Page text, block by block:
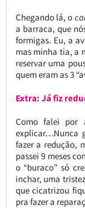
Chegando lá, o
a barraca, que
formigas. Eu, a
mas minha tia, a
reservar uma
quem eram as 3
Extra: Já fiz
Como falei por
explicar…Nunca
fazer a redução,
passei 9 meses
o “buraco” só
inchar, uma
que cicatrizou
pra fazer a